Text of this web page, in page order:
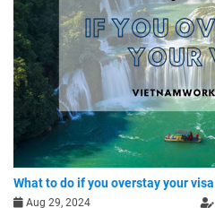
What to do if you overstay your visa
Aug 29, 2024